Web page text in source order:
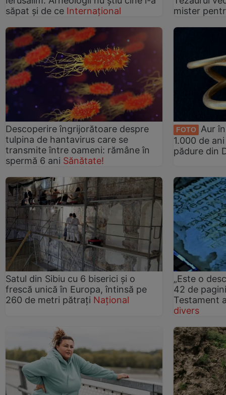
săpat și de ce Internațional
mister
Descoperire îngrijorătoare despre
tulpina de hantavirus care se
transmite între oameni: rămâne în
spermă 6 ani Sănătate!
FOTO
Aur
1.000 de
pădure din
Satul din Sibiu cu 6 biserici și o
frescă unică în Europa, întinsă pe
260 de metri pătrați Național
„Este o
42 de
Testament
divers